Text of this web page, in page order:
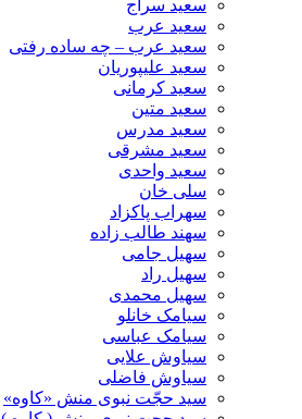
سعید سراج
سعید عرب
سعید عرب – چه ساده رفتی
سعید علیپوریان
سعید کرمانی
سعید متین
سعید مدرس
سعید مشرقی
سعید واحدی
سلی خان
سهراب پاکزاد
سهند طالب زاده
سهیل جامی
سهیل راد
سهیل محمدی
سیامک خانلو
سیامک عباسی
سیاوش علایی
سیاوش فاضلی
سید حجّت نبوی منش «کاوه»